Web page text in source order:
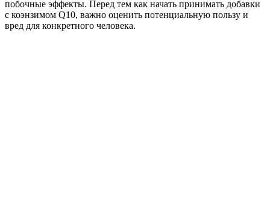
побочные эффекты. Перед тем как начать принимать добавки
с коэнзимом Q10, важно оценить потенциальную пользу и
вред для конкретного человека.